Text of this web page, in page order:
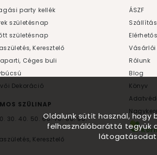
party kellék
születésnap
születésnap
Keresztelő
Céges buli
Dekoráció
SZÜLINAP
30. 40. 50. 60.70.80.90.
Keresztelő
ÁSZF
Vásárlói
Rólunk
Blog
Könyv
Oldalunk sütit használ, hogy
felhasználóbaráttá tegyük